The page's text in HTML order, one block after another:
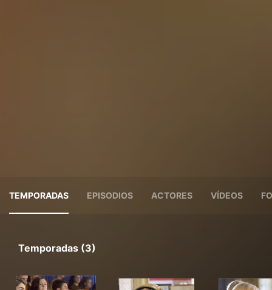
TEMPORADAS EPISODIOS ACTORES VÍDEOS
Temporadas (3)